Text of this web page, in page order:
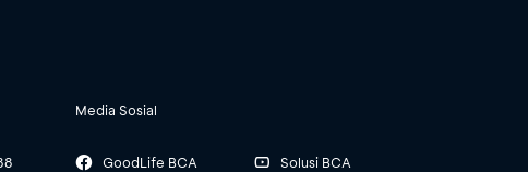
Media Sosial
GoodLife BCA Solusi BCA